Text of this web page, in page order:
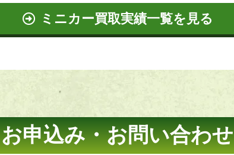
ミニカー買取実績一覧を見る
お申込み・お問い合わせ